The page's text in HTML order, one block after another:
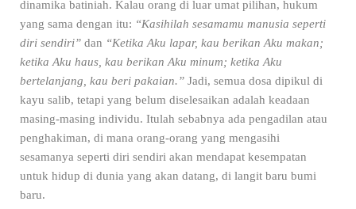
dinamika batiniah. Kalau orang di luar umat pilihan, hukum
yang sama dengan itu: “Kasihilah sesamamu manusia seperti
diri sendiri” dan “Ketika Aku lapar, kau berikan Aku makan;
ketika Aku haus, kau berikan Aku minum; ketika Aku
bertelanjang, kau beri pakaian.” Jadi, semua dosa dipikul di
kayu salib, tetapi yang belum diselesaikan adalah keadaan
masing-masing individu. Itulah sebabnya ada pengadilan atau
penghakiman, di mana orang-orang yang mengasihi
sesamanya seperti diri sendiri akan mendapat kesempatan
untuk hidup di dunia yang akan datang, di langit baru bumi
baru.